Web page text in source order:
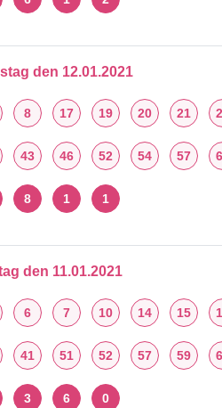
den 12.01.2021
8 17 19 20 21
43 46 52 54 57
8 1 1
den 11.01.2021
6 7 10 14 15
41 51 52 57 59
3 6 0